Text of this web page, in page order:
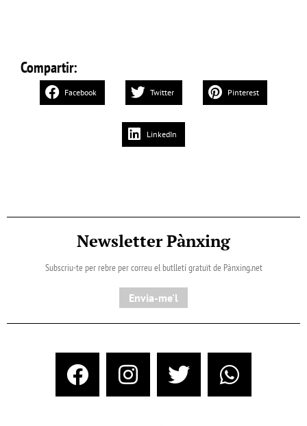
Compartir:
Facebook Twitter Pinterest
LinkedIn
Newsletter Pànxing
Subscriu-te per rebre per correu el butlletí gratuït de Pànxing.net​
Envia-me'l